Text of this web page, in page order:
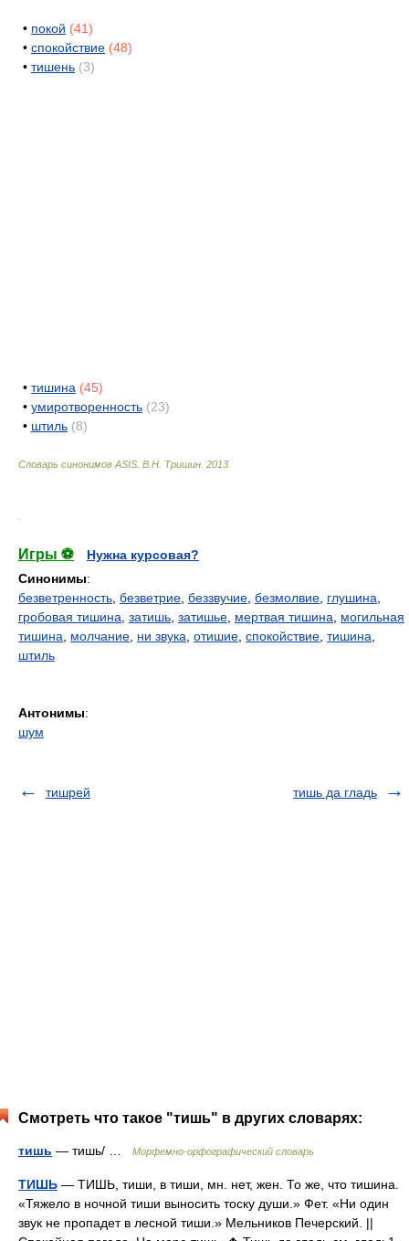
• покой (41)
• спокойствие (48)
• тишень (3)
• тишина (45)
• умиротворенность (23)
• штиль (8)
Словарь синонимов ASIS. В.Н. Тришин 2013
Игры ⚽
Нужна курсовая?
Синонимы:
безветренность безветрие беззвучие безмолвие глушина
гробовая тишина затишь затишье мертвая тишина
могильная
тишина
молчание ни звука отишие спокойствие тишина
штиль
Антонимы:
шум
тишрей тишь да гладь
Смотреть что такое "тишь" в других словарях:
тишь — тишь/ … Морфемно-орфографический словарь
ТИШЬ — ТИШЬ, тиши, в тиши, мн. нет, жен. То же, что тишина.
«Тяжело в ночной тиши выносить тоску души.» Фет. «Ни один
звук не пропадет в лесной тиши.» Мельников Печерский. ||